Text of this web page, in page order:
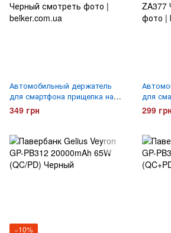
Автомобильный держатель
для смартфона прищепка на
вентиляцию Joyroom Mini JR-
ZS283W
349 грн
для
Phone
299 грн
−10%